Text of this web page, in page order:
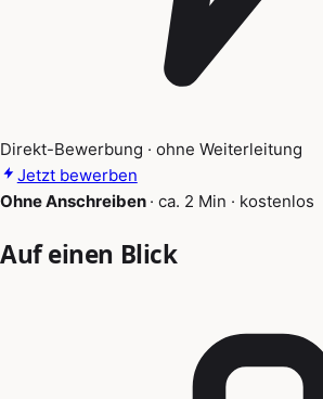
Direkt-Bewerbung · ohne Weiterleitung
Jetzt bewerben
Ohne Anschreiben · ca. 2 Min · kostenlos
Auf einen Blick